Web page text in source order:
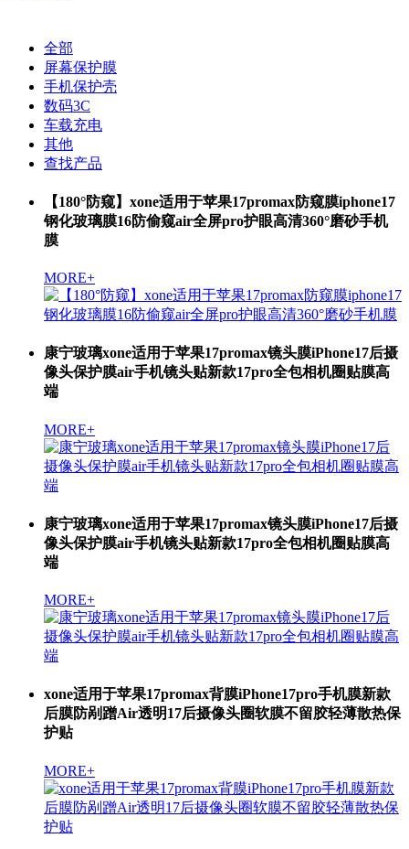
全部
屏幕保护膜
手机保护壳
数码3C
车载充电
其他
查找产品
【180°防窥】xone适用于苹果17promax防窥膜iphone17
钢化玻璃膜16防偷窥air全屏pro护眼高清360°磨砂手机
膜
MORE+
康宁玻璃xone适用于苹果17promax镜头膜iPhone17后摄
像头保护膜air手机镜头贴新款17pro全包相机圈贴膜高
端
MORE+
康宁玻璃xone适用于苹果17promax镜头膜iPhone17后摄
像头保护膜air手机镜头贴新款17pro全包相机圈贴膜高
端
MORE+
xone适用于苹果17promax背膜iPhone17pro手机膜新款
后膜防剐蹭Air透明17后摄像头圈软膜不留胶轻薄散热保
护贴
MORE+